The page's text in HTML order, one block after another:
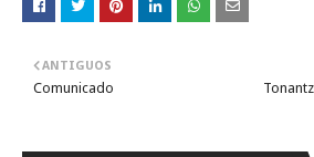
ANTIGUOS
Comunicado